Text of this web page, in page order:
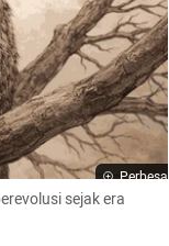
Perbesar
sejak era